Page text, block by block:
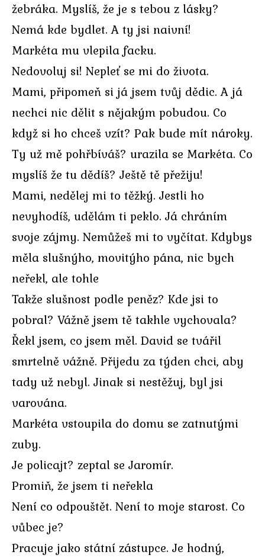
žebráka. Myslíš, že je s tebou z lásky?
Nemá kde bydlet. A ty jsi naivní!
Markéta mu vlepila facku.
Nedovoluj si! Nepleť se mi do života.
Mami, připomeň si já jsem tvůj dědic. A já
nechci nic dělit s nějakým pobudou. Co
když si ho chceš vzít? Pak bude mít nároky.
Ty už mě pohřbíváš? urazila se Markéta. Co
myslíš že tu dědíš? Ještě tě přežiju!
Mami, nedělej mi to těžký. Jestli ho
nevyhodíš, udělám ti peklo. Já chráním
svoje zájmy. Nemůžeš mi to vyčítat. Kdybys
měla slušnýho, movitýho pána, nic bych
neřekl, ale tohle
Takže slušnost podle peněz? Kde jsi to
pobral? Vážně jsem tě takhle vychovala?
Řekl jsem, co jsem měl. David se tvářil
smrtelně vážně. Přijedu za týden chci, aby
tady už nebyl. Jinak si nestěžuj, byl jsi
varována.
Markéta vstoupila do domu se zatnutými
zuby.
Je policajt? zeptal se Jaromír.
Promiň, že jsem ti neřekla
Není co odpouštět. Není to moje starost. Co
vůbec je?
Pracuje jako státní zástupce. Je hodný,